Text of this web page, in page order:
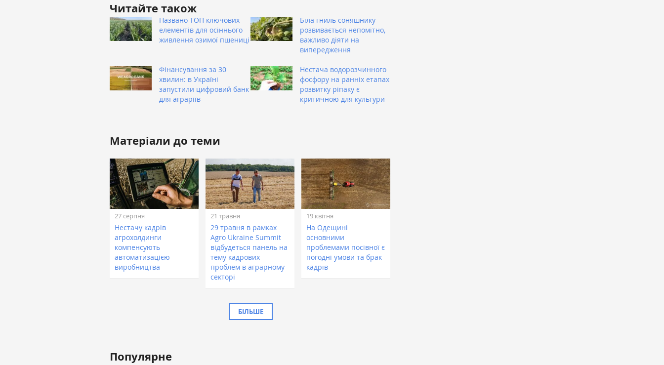
Читайте також
Названо ТОП ключових
елементів для осіннього
живлення озимої пшениці
Біла гниль соняшнику
розвивається непомітно,
важливо діяти на
випередження
Фінансування за 30
хвилин: в Україні
запустили цифровий банк
для аграріїв
Нестача водорозчинного
фосфору на ранніх етапах
розвитку ріпаку є
критичною для культури
Матеріали до теми
27 серпня
Нестачу кадрів
агрохолдинги
компенсують
автоматизацією
виробництва
21 травня
29 травня в рамках
Agro Ukraine Summit
відбудеться панель на
тему кадрових
проблем в аграрному
секторі
19 квітня
На Одещині
основними
проблемами посівної є
погодні умови та брак
кадрів
БІЛЬШЕ
Популярне